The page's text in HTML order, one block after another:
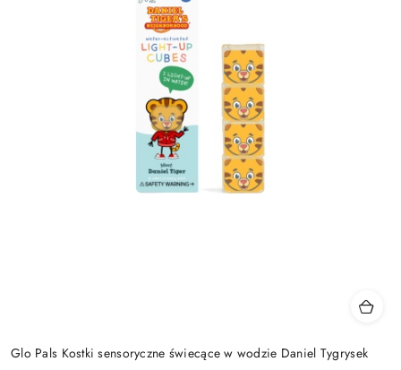
Glo Pals Kostki sensoryczne świecące w wodzie Daniel Tygrysek